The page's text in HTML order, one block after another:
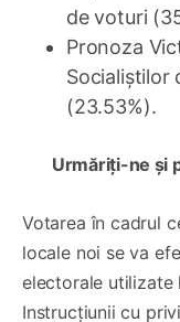
de voturi
Pronoza
Socialiștilor
(23.53%).
Urmăriți-ne și
Votarea în cadrul
locale noi se va
electorale utilizate
Instrucțiunii cu